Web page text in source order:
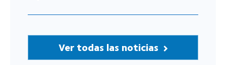
Ver todas las noticias